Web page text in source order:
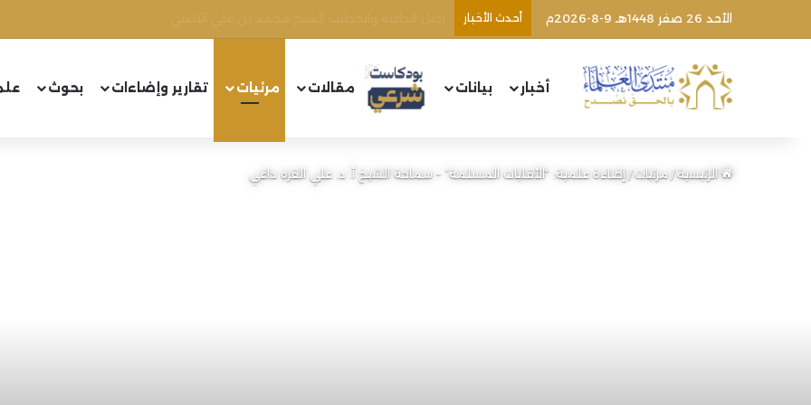
الأحد 26 صفر 1448هـ 9-8-2026م أحدث الأخبار
أخبار بيانات مقالات مرئيات تقارير وإضاءات بحوث
الرئيسية/مرئيات/إضاءة علمية: “الأقليات المسلمة” – سماحة الشيخ أ. د. علي القره داغي